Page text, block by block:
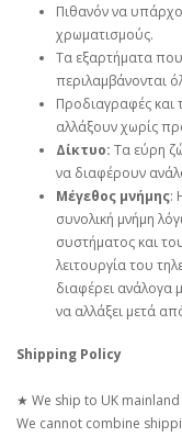
Πιθανόν να
χρωματισμούς.
Τα εξαρτήματα
περιλαμβάνονται
Προδιαγραφές και
αλλάξουν χωρίς
Δίκτυο: Τα εύρη
να διαφέρουν
Μέγεθος μνήμης:
συνολική μνήμη
συστήματος και
λειτουργία του
διαφέρει ανάλογα
να αλλάξει μετά
Shipping Policy
★ We ship to UK
We cannot combine